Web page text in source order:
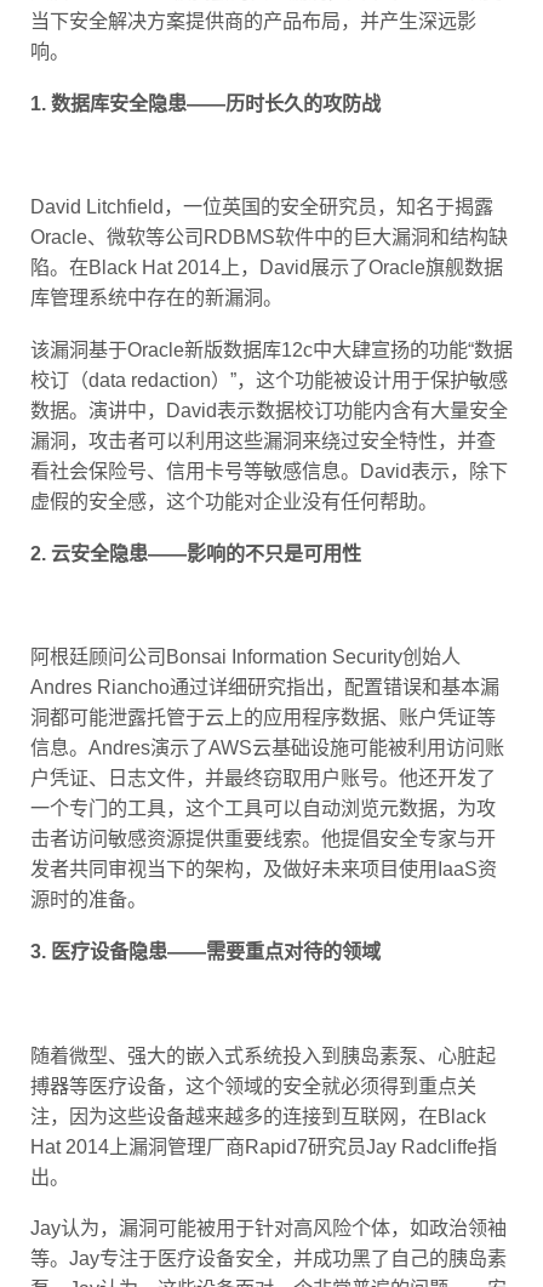
当下安全解决方案提供商的产品布局，并产生深远影
响。
1. 数据库安全隐患——历时长久的攻防战
David Litchfield，一位英国的安全研究员，知名于揭露
Oracle、微软等公司RDBMS软件中的巨大漏洞和结构缺
陷。在Black Hat 2014上，David展示了Oracle旗舰数据
库管理系统中存在的新漏洞。
该漏洞基于Oracle新版数据库12c中大肆宣扬的功能“数据
校订（data redaction）”，这个功能被设计用于保护敏感
数据。演讲中，David表示数据校订功能内含有大量安全
漏洞，攻击者可以利用这些漏洞来绕过安全特性，并查
看社会保险号、信用卡号等敏感信息。David表示，除下
虚假的安全感，这个功能对企业没有任何帮助。
2. 云安全隐患——影响的不只是可用性
阿根廷顾问公司Bonsai Information Security创始人
Andres Riancho通过详细研究指出，配置错误和基本漏
洞都可能泄露托管于云上的应用程序数据、账户凭证等
信息。Andres演示了AWS云基础设施可能被利用访问账
户凭证、日志文件，并最终窃取用户账号。他还开发了
一个专门的工具，这个工具可以自动浏览元数据，为攻
击者访问敏感资源提供重要线索。他提倡安全专家与开
发者共同审视当下的架构，及做好未来项目使用IaaS资
源时的准备。
3. 医疗设备隐患——需要重点对待的领域
随着微型、强大的嵌入式系统投入到胰岛素泵、心脏起
搏器等医疗设备，这个领域的安全就必须得到重点关
注，因为这些设备越来越多的连接到互联网，在Black
Hat 2014上漏洞管理厂商Rapid7研究员Jay Radcliffe指
出。
Jay认为，漏洞可能被用于针对高风险个体，如政治领袖
等。Jay专注于医疗设备安全，并成功黑了自己的胰岛素